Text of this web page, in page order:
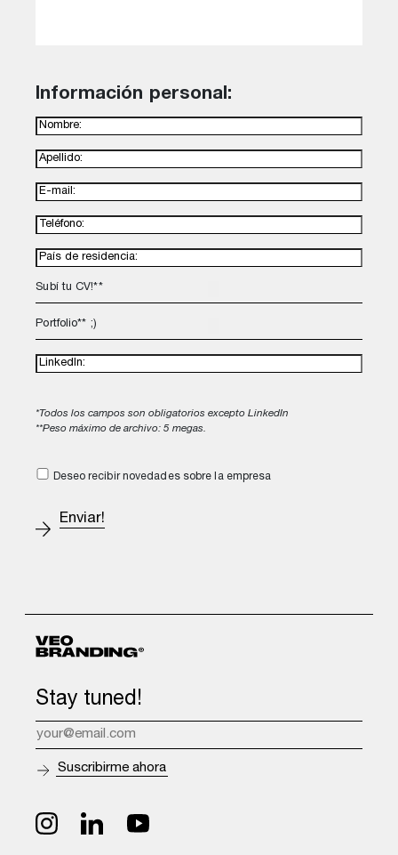
Información personal:
Subí tu CV!**
Portfolio** ;)
*Todos los campos son obligatorios excepto LinkedIn
**Peso máximo de archivo: 5 megas.
Deseo recibir novedades sobre la empresa
Stay tuned!